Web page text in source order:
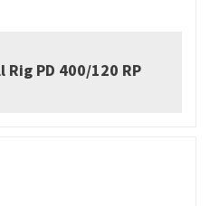
PD 400/120 RP